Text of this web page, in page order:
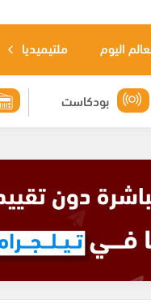
اليوم ملتيميديا
بودكاست